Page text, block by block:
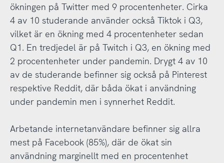
ökningen på Twitter med 9 procentenheter. Cirka
4 av 10 studerande använder också Tiktok i Q3,
vilket är en ökning med 4 procentenheter sedan
Q1. En tredjedel är på Twitch i Q3, en ökning med
2 procentenheter under pandemin. Drygt 4 av 10
av de studerande befinner sig också på Pinterest
respektive Reddit, där båda ökat i användning
under pandemin men i synnerhet Reddit.
Arbetande internetanvändare befinner sig allra
mest på Facebook (85%), där de ökat sin
användning marginellt med en procentenhet